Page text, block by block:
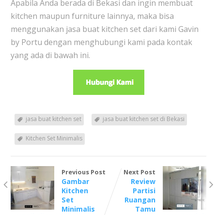
Apabila Anda berada di Bekasi dan ingin membuat
kitchen maupun furniture lainnya, maka bisa
menggunakan jasa buat kitchen set dari kami Gavin
by Portu dengan menghubungi kami pada kontak
yang ada di bawah ini.
jasa buat kitchen set jasa buat kitchen set di Bekasi
Kitchen Set Minimalis
Previous Post
Gambar
Kitchen
Set
Minimalis
Next Post
Review
Partisi
Ruangan
Tamu